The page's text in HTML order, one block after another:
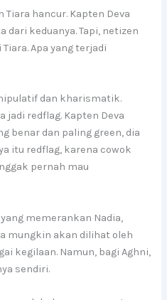
Tiara hancur. Kapten Deva
keduanya. Tapi, netizen
Apa yang terjadi
dan kharismatik.
jadi redflag. Kapten Deva
benar dan paling green, dia
itu redflag, karena cowok
pernah mau
memerankan Nadia,
mungkin akan dilihat oleh
kegilaan. Namun, bagi Aghni,
sendiri.